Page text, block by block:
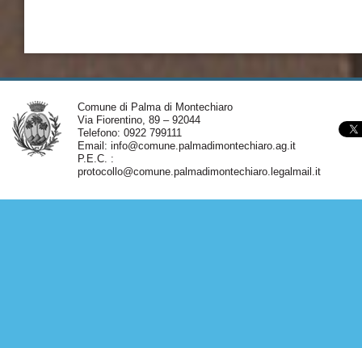
Comune di Palma di Montechiaro
Via Fiorentino, 89 – 92044
Telefono: 0922 799111
Email: info@comune.palmadimontechiaro.ag.it
P.E.C. :
protocollo@comune.palmadimontechiaro.legalmail.it